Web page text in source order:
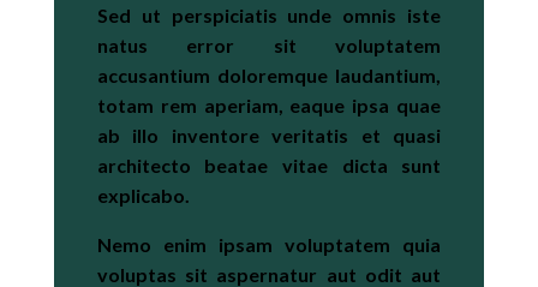
Sed ut perspiciatis unde omnis iste
natus error sit voluptatem
accusantium doloremque laudantium,
totam rem aperiam, eaque ipsa quae
ab illo inventore veritatis et quasi
architecto beatae vitae dicta sunt
explicabo.
Nemo enim ipsam voluptatem quia
voluptas sit aspernatur aut odit aut